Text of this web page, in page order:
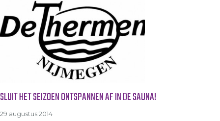
SLUIT HET SEIZOEN ONTSPANNEN AF IN DE SAUNA!
29 augustus 2014